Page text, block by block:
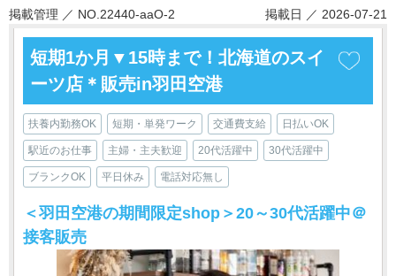
掲載管理 ／ NO.22440-aaO-2 掲載日 ／ 2026-07-21
短期1か月▼15時まで！北海道のスイ
ーツ店＊販売in羽田空港
扶養内勤務OK 短期・単発ワーク 交通費支給 日払いOK
駅近のお仕事 主婦・主夫歓迎 20代活躍中 30代活躍中
ブランクOK 平日休み 電話対応無し
＜羽田空港の期間限定shop＞20～30代活躍中＠
接客販売